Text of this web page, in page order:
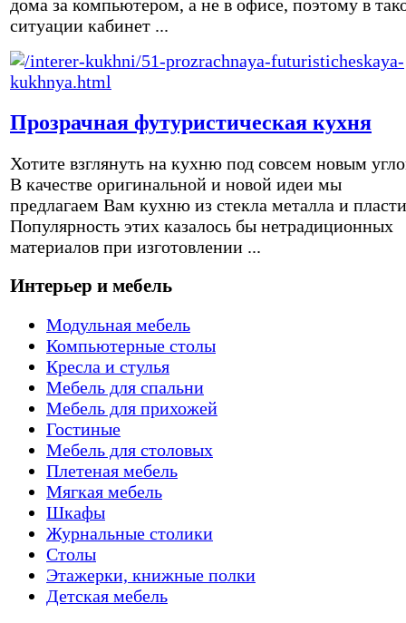
дома за компьютером, а не в офисе, поэтому в
ситуации кабинет ...
Прозрачная футуристическая кухня
Хотите взглянуть на кухню под совсем новым
В качестве оригинальной и новой идеи мы
предлагаем Вам кухню из стекла металла и
Популярность этих казалось бы нетрадиционных
материалов при изготовлении ...
Интерьер и мебель
Модульная мебель
Компьютерные столы
Кресла и стулья
Мебель для спальни
Мебель для прихожей
Гостиные
Мебель для столовых
Плетеная мебель
Мягкая мебель
Шкафы
Журнальные столики
Столы
Этажерки, книжные полки
Детская мебель